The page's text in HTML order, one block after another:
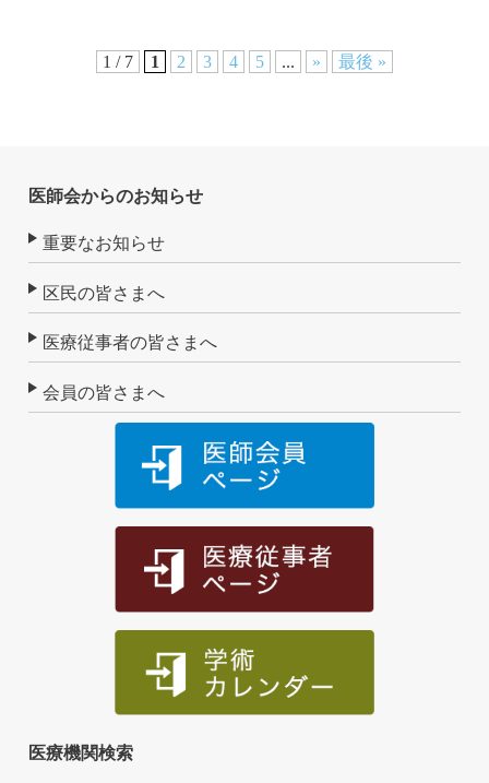
1 / 7 1 2 3 4 5 ... » 最後 »
医師会からのお知らせ
重要なお知らせ
区民の皆さまへ
医療従事者の皆さまへ
会員の皆さまへ
医療機関検索